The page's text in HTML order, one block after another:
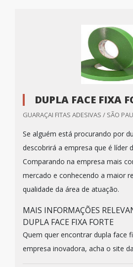
DUPLA FACE FIXA
GUARAÇAI FITAS ADESIVAS / SÃO
Se alguém está procurando por
descobrirá a empresa que é líder
Comparando na empresa mais
mercado e conhecendo a maior
qualidade da área de atuação.
MAIS INFORMAÇÕES
DUPLA FACE FIXA FORTE
Quem quer encontrar dupla face
empresa inovadora, acha o site